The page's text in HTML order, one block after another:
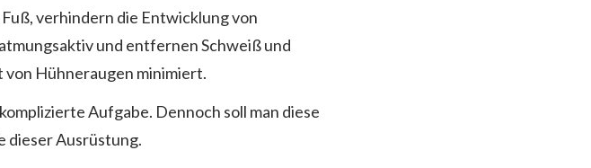
verhindern die Entwicklung von
und entfernen Schweiß und
Hühneraugen minimiert.
Aufgabe. Dennoch soll man diese
dieser Ausrüstung.